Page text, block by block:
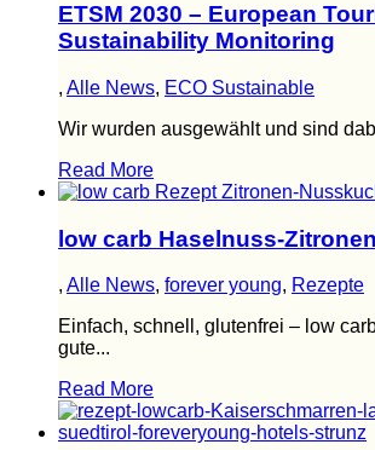
ETSM 2030 – European
Sustainability Monitoring
, Alle News, ECO Sustainable
Wir wurden ausgewählt und sind
Read More
low carb Haselnuss-
, Alle News, forever young, Rezepte
Einfach, schnell, glutenfrei – low
gute...
Read More